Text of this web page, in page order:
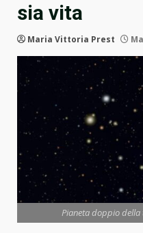
sia vita
Maria Vittoria Prest
Pianeta doppio